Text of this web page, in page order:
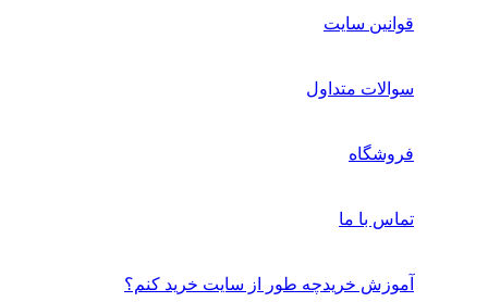
قوانین سایت
سوالات متداول
فروشگاه
تماس با ما
آموزش خریدچه طور از سایت خرید کنم؟